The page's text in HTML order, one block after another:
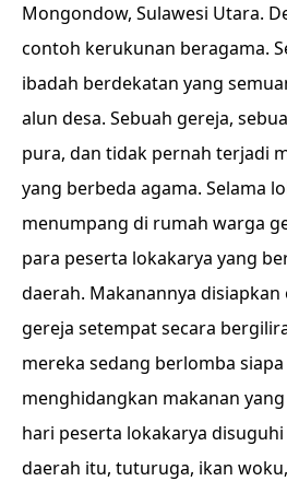
Mongondow, Sulawesi Utara.
contoh kerukunan beragama.
ibadah berdekatan yang
alun desa. Sebuah gereja,
pura, dan tidak pernah terjadi
yang berbeda agama. Selama
menumpang di rumah warga
para peserta lokakarya yang
daerah. Makanannya
gereja setempat secara
mereka sedang berlomba
menghidangkan makanan
hari peserta lokakarya
daerah itu, tuturuga, ikan